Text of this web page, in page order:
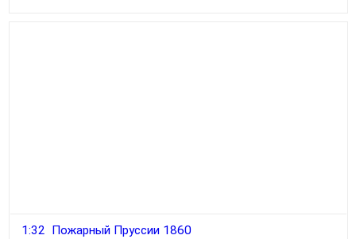
1:32 Пожарный Пруссии 1860